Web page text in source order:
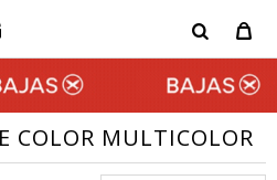
COLOR MULTICOLOR